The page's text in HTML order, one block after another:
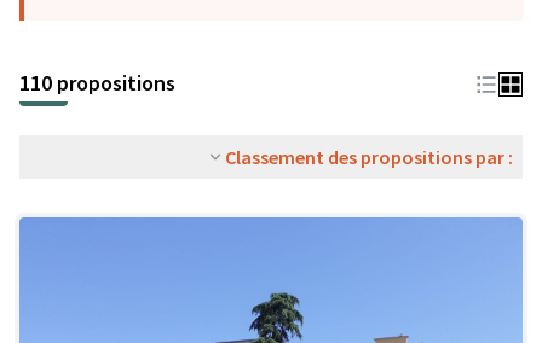
110 propositions
Classement des propositions par :